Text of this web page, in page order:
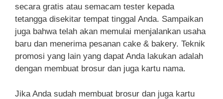
secara gratis atau semacam tester kepada
tetangga disekitar tempat tinggal Anda. Sampaikan
juga bahwa telah akan memulai menjalankan usaha
baru dan menerima pesanan cake & bakery. Teknik
promosi yang lain yang dapat Anda lakukan adalah
dengan membuat brosur dan juga kartu nama.
Jika Anda sudah membuat brosur dan juga kartu